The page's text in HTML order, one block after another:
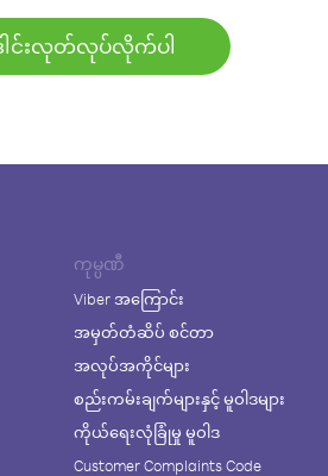
ါင်းလုတ်လုပ်လိုက်ပါ
ကုမ္ပဏီ
Viber အကြောင်း
အမှတ်တံဆိပ် စင်တာ
အလုပ်အကိုင်များ
စည်းကမ်းချက်များနှင့် မူဝါဒများ
ကိုယ်ရေးလုံခြုံမှု မူဝါဒ
Customer Complaints Code